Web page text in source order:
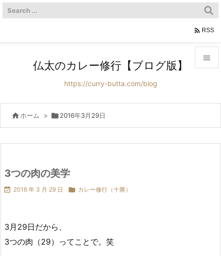



 RSS
仏太のカレー修行【ブログ版】
https://curry-butta.com/blog
 ホーム > 2016年3月29日
3つの肉の美学
 2016 年 3 月 29 日  カレー修行（十勝）
3月29日だから、
3つの肉（29）ってことで。笑